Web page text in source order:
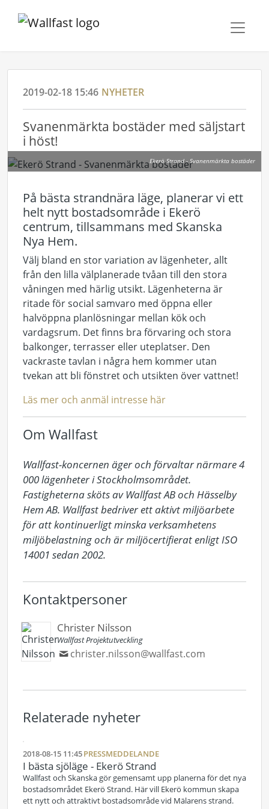
2019-02-18 15:46 NYHETER
Svanenmärkta bostäder med säljstart
i höst!
Ekerö Strand - Svanenmärkta bostäder
På bästa strandnära läge, planerar vi ett
helt nytt bostadsområde i Ekerö
centrum, tillsammans med Skanska
Nya Hem.
Välj bland en stor variation av lägenheter, allt
från den lilla välplanerade tvåan till den stora
våningen med härlig utsikt. Lägenheterna är
ritade för social samvaro med öppna eller
halvöppna planlösningar mellan kök och
vardagsrum. Det finns bra förvaring och stora
balkonger, terrasser eller uteplatser. Den
vackraste tavlan i några hem kommer utan
tvekan att bli fönstret och utsikten över vattnet!
Läs mer och anmäl intresse här
Om Wallfast
Wallfast-koncernen äger och förvaltar närmare 4
000 lägenheter i Stockholmsområdet.
Fastigheterna sköts av Wallfast AB och Hässelby
Hem AB. Wallfast bedriver ett aktivt miljöarbete
för att kontinuerligt minska verksamhetens
miljöbelastning och är miljöcertifierat enligt ISO
14001 sedan 2002.
Kontaktpersoner
Christer Nilsson
Wallfast Projektutveckling
christer.nilsson@wallfast.com
Relaterade nyheter
2018-08-15 11:45PRESSMEDDELANDE
I bästa sjöläge - Ekerö Strand
Wallfast och Skanska gör gemensamt upp planerna för det nya
bostadsområdet Ekerö Strand. Här vill Ekerö kommun skapa
ett nytt och attraktivt bostadsområde vid Mälarens strand.